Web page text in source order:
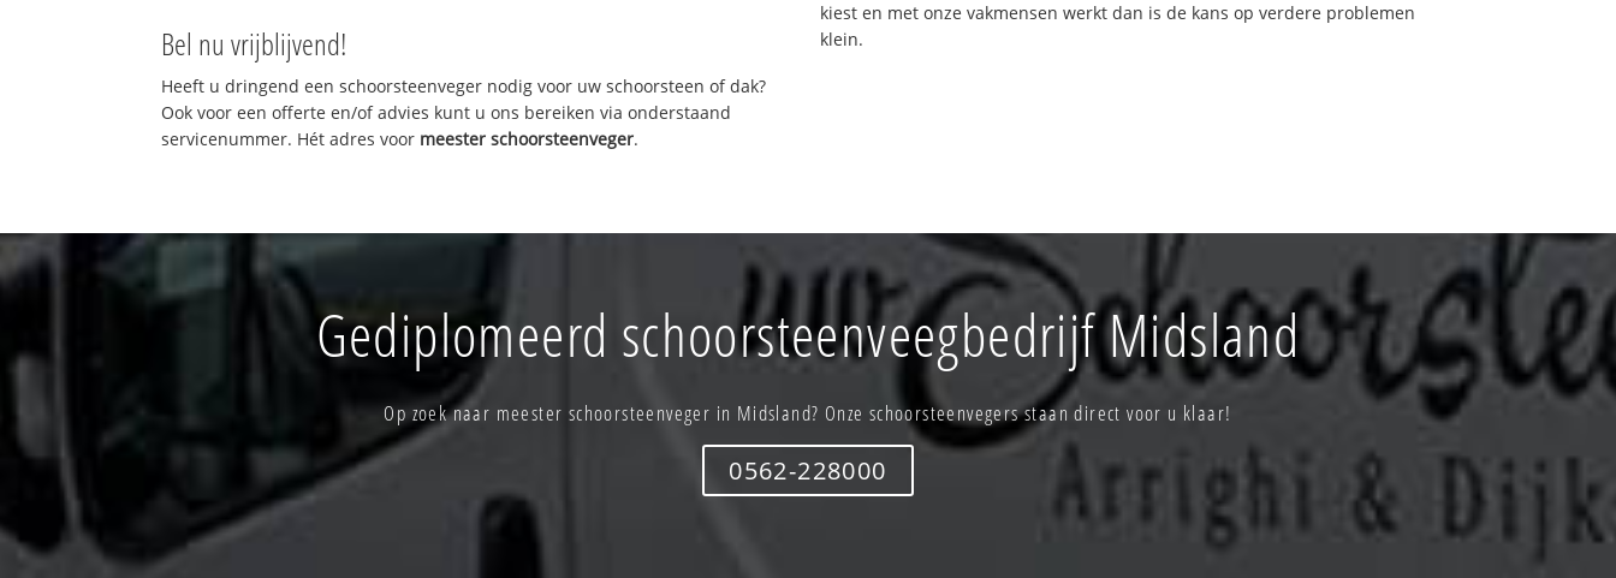
Bel nu vrijblijvend!
Heeft u dringend een schoorsteenveger nodig voor uw schoorsteen of dak?
Ook voor een offerte en/of advies kunt u ons bereiken via onderstaand
servicenummer. Hét adres voor meester schoorsteenveger.
kiest en met onze vakmensen werkt dan is de kans op verdere problemen
klein.
Gediplomeerd schoorsteenveegbedrijf Midsland
Op zoek naar meester schoorsteenveger in Midsland? Onze schoorsteenvegers staan direct voor u klaar!
0562-228000